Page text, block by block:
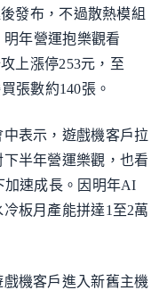
發布，不過散熱模組
年營運抱樂觀看
上漲停253元，至
張數約140張。
表示，遊戲機客戶拉
半年營運樂觀，也看
速成長。因明年AI
板月產能拼達1至2萬
機客戶進入新舊主機